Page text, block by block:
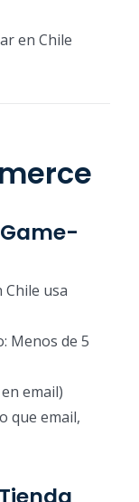
en Chile
usa
Menos de 5
email)
que email,